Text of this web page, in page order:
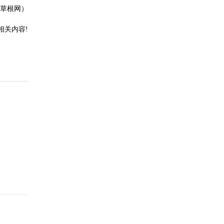
根网）
关内容!